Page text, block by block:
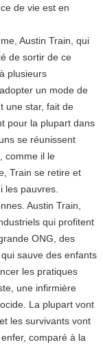
de vie est en
Austin Train, qui
de sortir de ce
plusieurs
un mode de
une star, fait de
pour la plupart dans
se réunissent
comme il le
Train se retire et
les pauvres.
Austin Train,
qui profitent
ONG, des
sauve des enfants
les pratiques
une infirmière
La plupart vont
les survivants vont
comparé à la